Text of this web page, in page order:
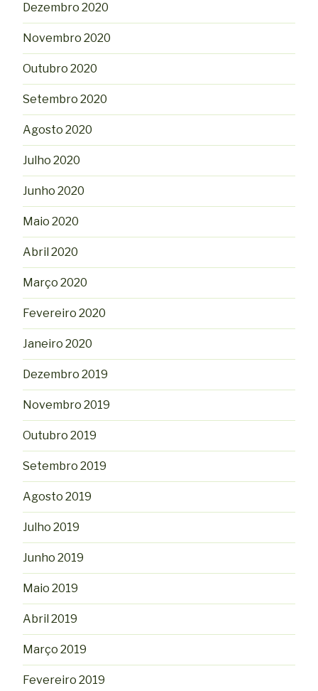
Dezembro 2020
Novembro 2020
Outubro 2020
Setembro 2020
Agosto 2020
Julho 2020
Junho 2020
Maio 2020
Abril 2020
Março 2020
Fevereiro 2020
Janeiro 2020
Dezembro 2019
Novembro 2019
Outubro 2019
Setembro 2019
Agosto 2019
Julho 2019
Junho 2019
Maio 2019
Abril 2019
Março 2019
Fevereiro 2019